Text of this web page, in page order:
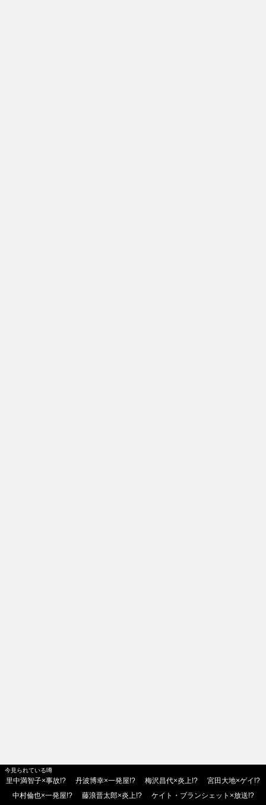
今見られている噂
里中満智子×事故!? 丹波博幸×一発屋!? 梅沢昌代×炎上!?
宮田大地×ゲイ!?
中村倫也×一発屋!?
藤浪晋太郎×炎上!? ケイト・ブランシェット×放送!?